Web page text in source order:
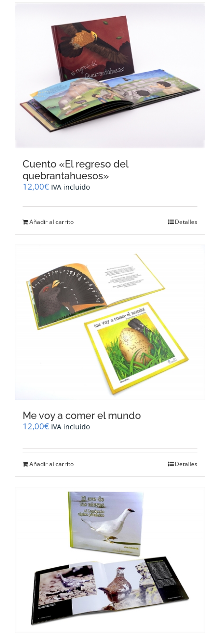
Cuento «El regreso del
quebrantahuesos»
12,00€ IVA incluido
Añadir al carrito Detalles
Me voy a comer el mundo
12,00€ IVA incluido
Añadir al carrito Detalles